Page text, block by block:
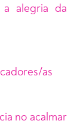
alegria da
as
no acalmar